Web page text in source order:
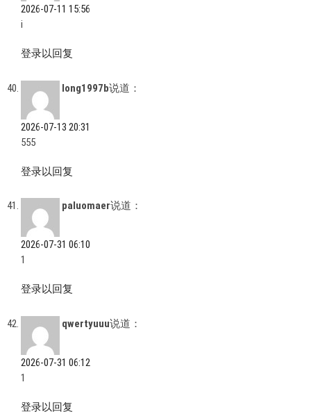
2026-07-11 15:56
i
登录以回复
long1997b说道：
2026-07-13 20:31
555
登录以回复
paluomaer说道：
2026-07-31 06:10
1
登录以回复
qwertyuuu说道：
2026-07-31 06:12
1
登录以回复